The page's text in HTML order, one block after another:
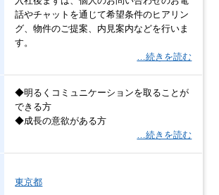
話やチャットを通じて希望条件のヒアリン
グ、物件のご提案、内見案内などを行いま
す。
…続きを読む
◆明るくコミュニケーションを取ることが
できる方
◆成長の意欲がある方
…続きを読む
東京都